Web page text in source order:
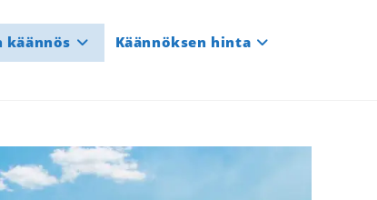
käännös
Käännöksen hinta